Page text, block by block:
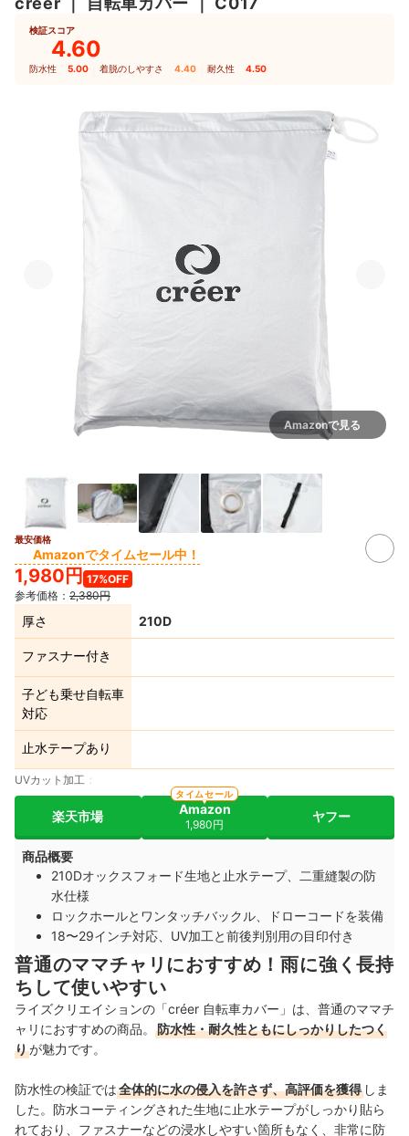
検証スコア
4.60
防水性 5.00 着脱のしやすさ 4.40 耐久性 4.50
Amazonで見る
最安価格
Amazonでタイムセール中！
1,980円 17%OFF
参考価格： 2,380円
厚さ 210D
ファスナー付き
子ども乗せ自転車
対応
止水テープあり
UVカット加工
楽天市場 Amazon
1,980円
タイムセール
ヤフー
商品概要
210Dオックスフォード生地と止水テープ、二重縫製の防
水仕様
ロックホールとワンタッチバックル、ドローコードを装備
18〜29インチ対応、UV加工と前後判別用の目印付き
普通のママチャリにおすすめ！雨に強く長持
ちして使いやすい
ライズクリエイションの「créer 自転車カバー」は、普通のママチ
ャリにおすすめの商品。
防水性・耐久性ともにしっかりしたつく
りが魅力です。
防水性の検証では全体的に水の侵入を許さず、高評価を獲得 しま
した。防水コーティングされた生地に止水テープがしっかり貼ら
れており、ファスナーなどの浸水しやすい箇所もなく、非常に防